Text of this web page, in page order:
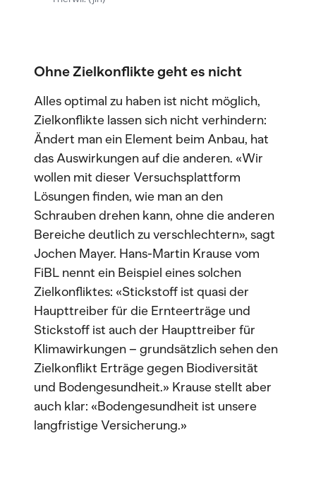
Ohne Zielkonflikte geht es nicht
Alles optimal zu haben ist nicht möglich,
Zielkonflikte lassen sich nicht verhindern:
Ändert man ein Element beim Anbau, hat
das Auswirkungen auf die anderen. «Wir
wollen mit dieser Versuchsplattform
Lösungen finden, wie man an den
Schrauben drehen kann, ohne die anderen
Bereiche deutlich zu verschlechtern», sagt
Jochen Mayer. Hans-Martin Krause vom
FiBL nennt ein Beispiel eines solchen
Zielkonfliktes: «Stickstoff ist quasi der
Haupttreiber für die Ernteerträge und
Stickstoff ist auch der Haupttreiber für
Klimawirkungen – grundsätzlich sehen den
Zielkonflikt Erträge gegen Biodiversität
und Bodengesundheit.» Krause stellt aber
auch klar: «Bodengesundheit ist unsere
langfristige Versicherung.»